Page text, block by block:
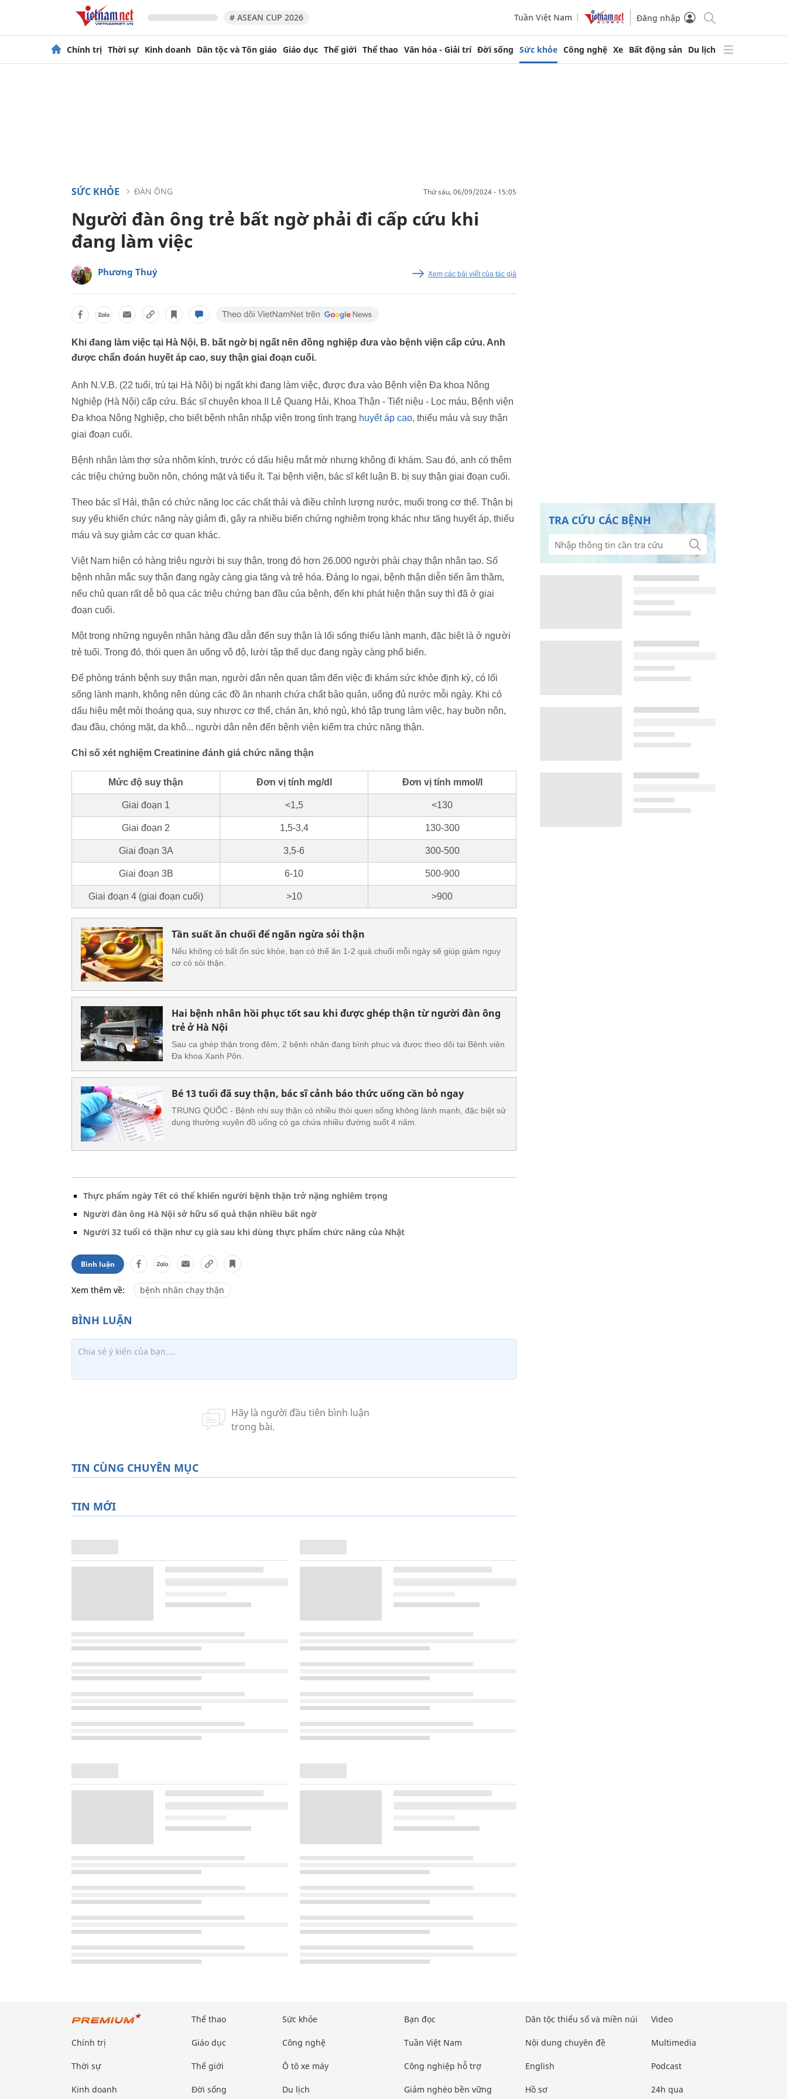
# ASEAN CUP 2026 Tuần Việt Nam Đăng nhập
Chính trị Thời sự Kinh doanh Dân tộc và Tôn giáo Giáo dục Thế giới Thể thao Văn hóa - Giải trí Đời sống Sức khỏe Công nghệ Xe Bất động sản Du lịch
SỨC KHỎE ĐÀN ÔNG thứ sáu, 06/09/2024 - 15:05
Người đàn ông trẻ bất ngờ phải đi cấp cứu khi
đang làm việc
Phương Thuý Xem các bài viết của tác giả
Khi đang làm việc tại Hà Nội, B. bất ngờ bị ngất nên đồng nghiệp đưa vào bệnh viện cấp cứu. Anh
được chẩn đoán huyết áp cao, suy thận giai đoạn cuối.
Anh N.V.B. (22 tuổi, trú tại Hà Nội) bị ngất khi đang làm việc, được đưa vào Bệnh viện Đa khoa Nông
Nghiệp (Hà Nội) cấp cứu. Bác sĩ chuyên khoa II Lê Quang Hải, Khoa Thận - Tiết niệu - Lọc máu, Bệnh viện
Đa khoa Nông Nghiệp, cho biết bệnh nhân nhập viện trong tình trạng huyết áp cao, thiếu máu và suy thận
giai đoạn cuối.
Bệnh nhân làm thợ sửa nhôm kính, trước có dấu hiệu mắt mờ nhưng không đi khám. Sau đó, anh có thêm
các triệu chứng buồn nôn, chóng mặt và tiểu ít. Tại bệnh viện, bác sĩ kết luận B. bị suy thận giai đoạn cuối.
Theo bác sĩ Hải, thận có chức năng lọc các chất thải và điều chỉnh lượng nước, muối trong cơ thể. Thận bị
suy yếu khiến chức năng này giảm đi, gây ra nhiều biến chứng nghiêm trọng khác như tăng huyết áp, thiếu
máu và suy giảm các cơ quan khác.
Việt Nam hiện có hàng triệu người bị suy thận, trong đó hơn 26.000 người phải chạy thận nhân tạo. Số
bệnh nhân mắc suy thận đang ngày càng gia tăng và trẻ hóa. Đáng lo ngại, bệnh thận diễn tiến âm thầm,
nếu chủ quan rất dễ bỏ qua các triệu chứng ban đầu của bệnh, đến khi phát hiện thận suy thì đã ở giai
đoạn cuối.
Một trong những nguyên nhân hàng đầu dẫn đến suy thận là lối sống thiếu lành mạnh, đặc biệt là ở người
trẻ tuổi. Trong đó, thói quen ăn uống vô độ, lười tập thể dục đang ngày càng phổ biến.
Để phòng tránh bệnh suy thận mạn, người dân nên quan tâm đến việc đi khám sức khỏe định kỳ, có lối
sống lành mạnh, không nên dùng các đồ ăn nhanh chứa chất bảo quản, uống đủ nước mỗi ngày. Khi có
dấu hiệu mệt mỏi thoáng qua, suy nhược cơ thể, chán ăn, khó ngủ, khó tập trung làm việc, hay buồn nôn,
đau đầu, chóng mặt, da khô... người dân nên đến bệnh viện kiểm tra chức năng thận.
Chỉ số xét nghiệm Creatinine đánh giá chức năng thận
Mức độ suy thận Đơn vị tính mg/dl Đơn vị tính mmol/l
Giai đoạn 1 <1,5 <130
Giai đoạn 2 1,5-3,4 130-300
Giai đoạn 3A 3,5-6 300-500
Giai đoạn 3B 6-10 500-900
Giai đoạn 4 (giai đoạn cuối) >10 >900
Tần suất ăn chuối để ngăn ngừa sỏi thận
Nếu không có bất ổn sức khỏe, bạn có thể ăn 1-2 quả chuối mỗi ngày sẽ giúp giảm nguy
cơ có sỏi thận.
Hai bệnh nhân hồi phục tốt sau khi được ghép thận từ người đàn ông
trẻ ở Hà Nội
Sau ca ghép thận trong đêm, 2 bệnh nhân đang bình phục và được theo dõi tại Bệnh viện
Đa khoa Xanh Pôn.
Bé 13 tuổi đã suy thận, bác sĩ cảnh báo thức uống cần bỏ ngay
TRUNG QUỐC - Bệnh nhi suy thận có nhiều thói quen sống không lành mạnh, đặc biệt sử
dụng thường xuyên đồ uống có ga chứa nhiều đường suốt 4 năm.
TRA CỨU CÁC BỆNH
Thực phẩm ngày Tết có thể khiến người bệnh thận trở nặng nghiêm trọng
Người đàn ông Hà Nội sở hữu số quả thận nhiều bất ngờ
Người 32 tuổi có thận như cụ già sau khi dùng thực phẩm chức năng của Nhật
Bình luận
Xem thêm về: bệnh nhân chạy thận
TIN CÙNG CHUYÊN MỤC
TIN MỚI
Chính trị
Thời sự
Kinh doanh
Thể thao
Giáo dục
Thế giới
Đời sống
Sức khỏe
Công nghệ
Ô tô xe máy
Du lịch
Bạn đọc
Tuần Việt Nam
Công nghiệp hỗ trợ
Giảm nghèo bền vững
Dân tộc thiểu số và miền núi
Nội dung chuyên đề
English
Hồ sơ
Video
Multimedia
Podcast
24h qua